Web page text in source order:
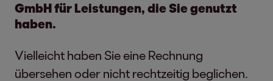
GmbH für Leistungen, die Sie genutzt
haben.
Vielleicht haben Sie eine Rechnung
übersehen oder nicht rechtzeitig beglichen.